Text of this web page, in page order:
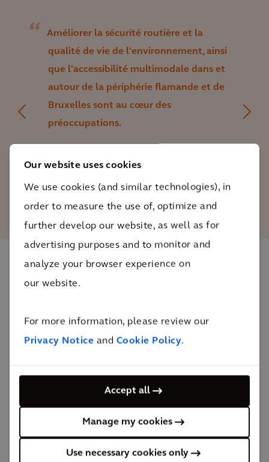
Our website uses cookies
We use cookies (and similar technologies), in
order to measure the use of, optimize and
further develop our website, as well as for
advertising purposes and to monitor and
analyze your browser experience on
our website.
For more information, please review our
Privacy Notice and Cookie Policy.
Accept all
Manage my cookies
Use necessary cookies only
Améliorer la sécurité routière et la
qualité de vie de l'environnement, ainsi
que l'accessibilité multimodale dans et
autour de la périphérie flamande et de
Bruxelles sont au cœur des
préoccupations.
Lieve Neirynck
Directeur de la Mobilité chez Arcadis
L'impact
Nous améliorons la mobilité et la qualité de vie sur et
le long du Ring. Une circulation plus sûre et plus
pour la nature.
la sécurité routière
qualité de vie de l'environnement, ainsi que